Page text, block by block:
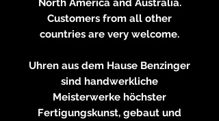
North America and Australia.
Customers from all other
countries are very welcome.
Uhren aus dem Hause Benzinger
sind handwerkliche
Meisterwerke höchster
Fertigungskunst, gebaut und